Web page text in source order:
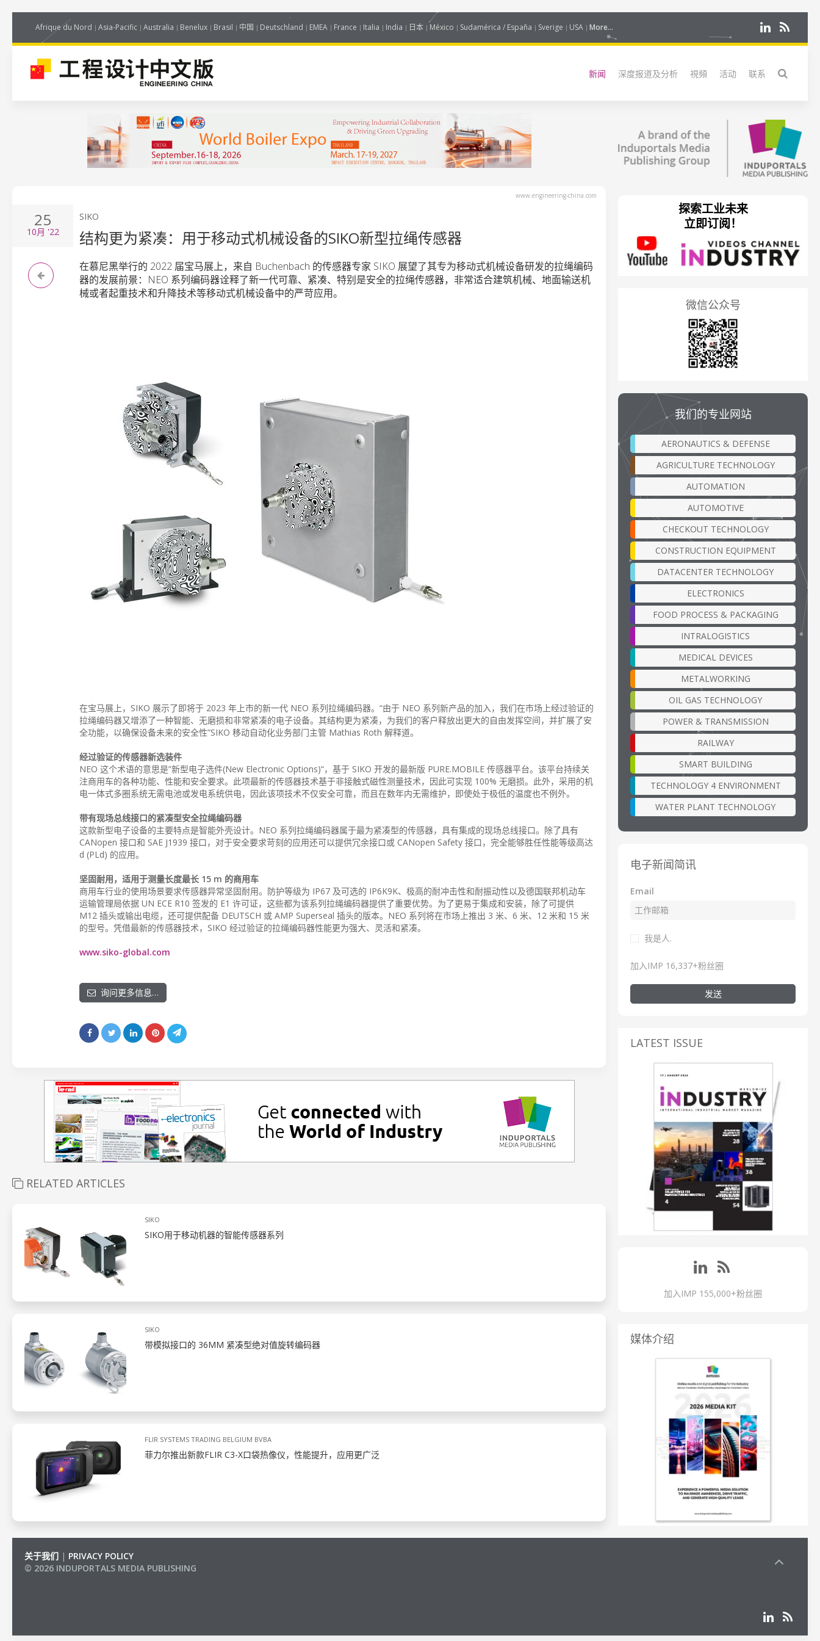
Afrique du Nord Asia-Pacific Australia Benelux Brasil 中国 Deutschland EMEA France Italia India 日本 México Sudamérica / España Sverige USA More...
新闻 深度报道及分析 視頻 活动 联系
www.engineering-china.com
25
10月 '22
SIKO
结构更为紧凑：用于移动式机械设备的SIKO新型拉绳传感器
在慕尼黑举行的 2022 届宝马展上，来自 Buchenbach 的传感器专家 SIKO 展望了其专为移动式机械设备研发的拉绳编码
器的发展前景：NEO 系列编码器诠释了新一代可靠、紧凑、特别是安全的拉绳传感器，非常适合建筑机械、地面输送机
械或者起重技术和升降技术等移动式机械设备中的严苛应用。
在宝马展上，SIKO 展示了即将于 2023 年上市的新一代 NEO 系列拉绳编码器。“由于 NEO 系列新产品的加入，我们在市场上经过验证的
拉绳编码器又增添了一种智能、无磨损和非常紧凑的电子设备。其结构更为紧凑，为我们的客户释放出更大的自由发挥空间，并扩展了安
全功能，以确保设备未来的安全性”SIKO 移动自动化业务部门主管 Mathias Roth 解释道。
经过验证的传感器新选装件
NEO 这个术语的意思是”新型电子选件(New Electronic Options)“，基于 SIKO 开发的最新版 PURE.MOBILE 传感器平台。该平台持续关
注商用车的各种功能、性能和安全要求。此项最新的传感器技术基于非接触式磁性测量技术，因此可实现 100% 无磨损。此外，采用的机
电一体式多圈系统无需电池或发电系统供电，因此该项技术不仅安全可靠，而且在数年内无需维护，即使处于极低的温度也不例外。
带有现场总线接口的紧凑型安全拉绳编码器
这款新型电子设备的主要特点是智能外壳设计。NEO 系列拉绳编码器属于最为紧凑型的传感器，具有集成的现场总线接口。除了具有
CANopen 接口和 SAE J1939 接口，对于安全要求苛刻的应用还可以提供冗余接口或 CANopen Safety 接口，完全能够胜任性能等级高达
d (PLd) 的应用。
坚固耐用，适用于测量长度最长 15 m 的商用车
商用车行业的使用场景要求传感器异常坚固耐用。防护等级为 IP67 及可选的 IP6K9K、极高的耐冲击性和耐振动性以及德国联邦机动车
运输管理局依据 UN ECE R10 签发的 E1 许可证，这些都为该系列拉绳编码器提供了重要优势。为了更易于集成和安装，除了可提供
M12 插头或输出电缆，还可提供配备 DEUTSCH 或 AMP Superseal 插头的版本。NEO 系列将在市场上推出 3 米、6 米、12 米和 15 米
的型号。凭借最新的传感器技术，SIKO 经过验证的拉绳编码器性能更为强大、灵活和紧凑。
www.siko-global.com
询问更多信息…
RELATED ARTICLES
SIKO
SIKO用于移动机器的智能传感器系列
SIKO
带模拟接口的 36MM 紧凑型绝对值旋转编码器
FLIR SYSTEMS TRADING BELGIUM BVBA
菲力尔推出新款FLIR C3-X口袋热像仪，性能提升，应用更广泛
探索工业未来
立即订阅！
微信公众号
我们的专业网站
AERONAUTICS & DEFENSE
AGRICULTURE TECHNOLOGY
AUTOMATION
AUTOMOTIVE
CHECKOUT TECHNOLOGY
CONSTRUCTION EQUIPMENT
DATACENTER TECHNOLOGY
ELECTRONICS
FOOD PROCESS & PACKAGING
INTRALOGISTICS
MEDICAL DEVICES
METALWORKING
OIL GAS TECHNOLOGY
POWER & TRANSMISSION
RAILWAY
SMART BUILDING
TECHNOLOGY 4 ENVIRONMENT
WATER PLANT TECHNOLOGY
电子新闻简讯
Email
我是人.
加入IMP 16,337+粉丝圈
发送
LATEST ISSUE
加入IMP 155,000+粉丝圈
媒体介绍
关于我们 | PRIVACY POLICY
© 2026 INDUPORTALS MEDIA PUBLISHING